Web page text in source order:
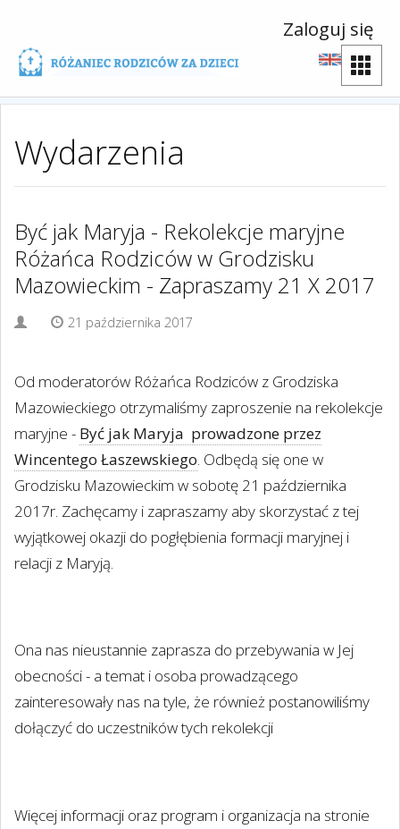
Zaloguj się
Wydarzenia
Być jak Maryja - Rekolekcje maryjne
Różańca Rodziców w Grodzisku
Mazowieckim - Zapraszamy 21 X 2017
21 października 2017
Od moderatorów Różańca Rodziców z Grodziska
Mazowieckiego otrzymaliśmy zaproszenie na rekolekcje
maryjne - Być jak Maryja prowadzone przez
Wincentego Łaszewskiego. Odbędą się one w
Grodzisku Mazowieckim w sobotę 21 października
2017r. Zachęcamy i zapraszamy aby skorzystać z tej
wyjątkowej okazji do pogłębienia formacji maryjnej i
relacji z Maryją.
Ona nas nieustannie zaprasza do przebywania w Jej
obecności - a temat i osoba prowadzącego
zainteresowały nas na tyle, że również postanowiliśmy
dołączyć do uczestników tych rekolekcji
Więcej informacji oraz program i organizacja na stronie